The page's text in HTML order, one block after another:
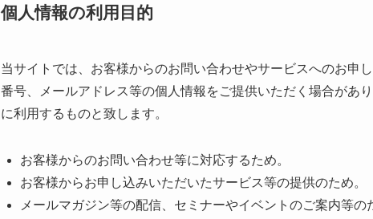
個人情報の利用目的
当サイトでは、お客様からのお問い合わせやサービスへのお申
番号、メールアドレス等の個人情報をご提供いただく場合があ
に利用するものと致します。
お客様からのお問い合わせ等に対応するため。
お客様からお申し込みいただいたサービス等の提供のため。
メールマガジン等の配信、セミナーやイベントのご案内等の